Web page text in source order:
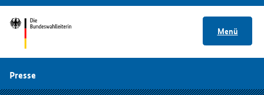
Menü
Presse